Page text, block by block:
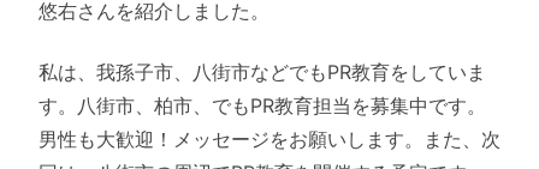
悠右さんを紹介しました。
私は、我孫子市、八街市などでもPR教育をしていま
す。八街市、柏市、でもPR教育担当を募集中です。
男性も大歓迎！メッセージをお願いします。また、次